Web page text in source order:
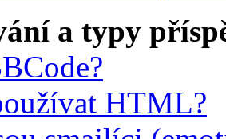
a typy
HTML?